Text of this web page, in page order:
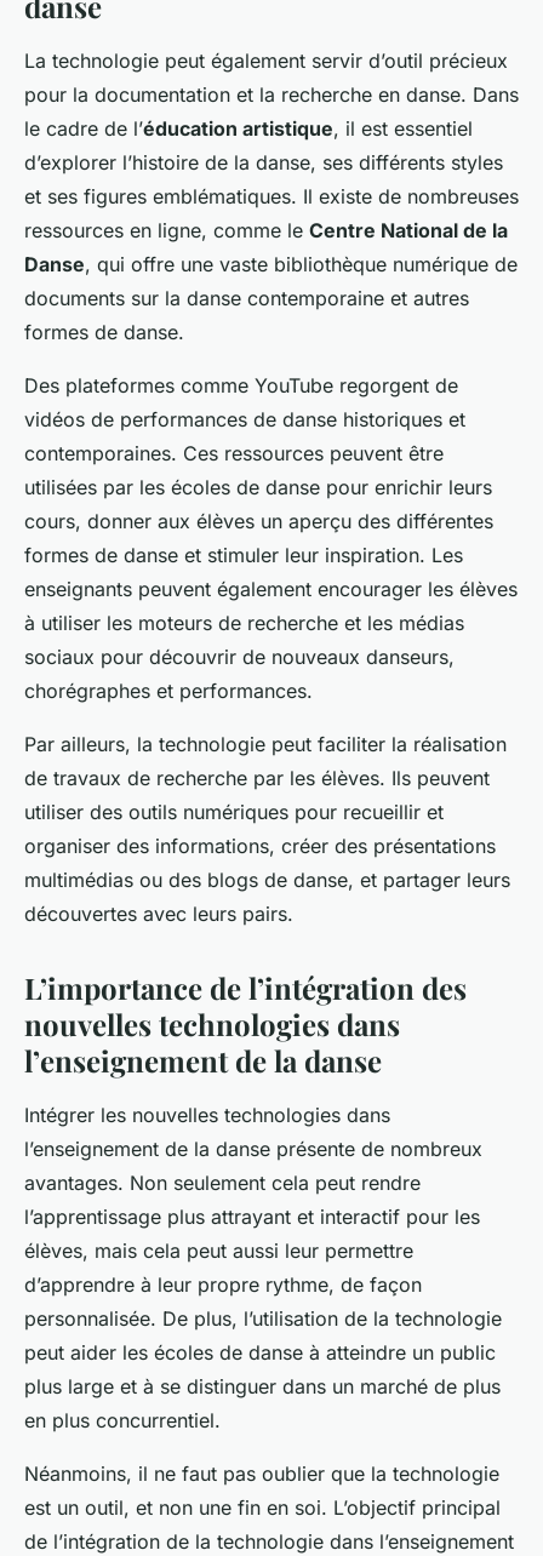
La technologie peut également servir d’outil précieux
pour la documentation et la recherche en danse. Dans
le cadre de l’éducation artistique, il est essentiel
d’explorer l’histoire de la danse, ses différents styles
et ses figures emblématiques. Il existe de nombreuses
ressources en ligne, comme le Centre National de la
Danse, qui offre une vaste bibliothèque numérique de
documents sur la danse contemporaine et autres
formes de danse.
Des plateformes comme YouTube regorgent de
vidéos de performances de danse historiques et
contemporaines. Ces ressources peuvent être
utilisées par les écoles de danse pour enrichir leurs
cours, donner aux élèves un aperçu des différentes
formes de danse et stimuler leur inspiration. Les
enseignants peuvent également encourager les élèves
à utiliser les moteurs de recherche et les médias
sociaux pour découvrir de nouveaux danseurs,
chorégraphes et performances.
Par ailleurs, la technologie peut faciliter la réalisation
de travaux de recherche par les élèves. Ils peuvent
utiliser des outils numériques pour recueillir et
organiser des informations, créer des présentations
multimédias ou des blogs de danse, et partager leurs
découvertes avec leurs pairs.
L’importance de l’intégration des
nouvelles technologies dans
l’enseignement de la danse
Intégrer les nouvelles technologies dans
l’enseignement de la danse présente de nombreux
avantages. Non seulement cela peut rendre
l’apprentissage plus attrayant et interactif pour les
élèves, mais cela peut aussi leur permettre
d’apprendre à leur propre rythme, de façon
personnalisée. De plus, l’utilisation de la technologie
peut aider les écoles de danse à atteindre un public
plus large et à se distinguer dans un marché de plus
en plus concurrentiel.
Néanmoins, il ne faut pas oublier que la technologie
est un outil, et non une fin en soi. L’objectif principal
de l’intégration de la technologie dans l’enseignement